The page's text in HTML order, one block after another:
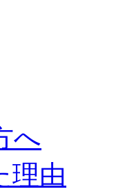
へ
理由